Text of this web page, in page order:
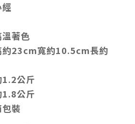
著色
約23cm寬約10.5cm長約
1.2公斤
1.8公斤
裝